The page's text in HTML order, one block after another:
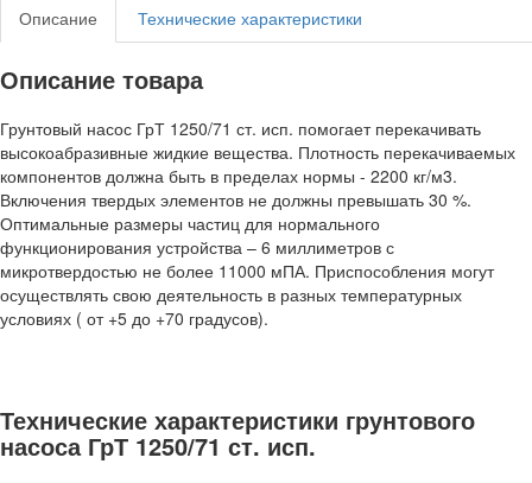
Описание Технические характеристики
Описание товара
Грунтовый насос ГрТ 1250/71 ст. исп. помогает перекачивать
высокоабразивные жидкие вещества. Плотность перекачиваемых
компонентов должна быть в пределах нормы - 2200 кг/м3.
Включения твердых элементов не должны превышать 30 %.
Оптимальные размеры частиц для нормального
функционирования устройства – 6 миллиметров с
микротвердостью не более 11000 мПА. Приспособления могут
осуществлять свою деятельность в разных температурных
условиях ( от +5 до +70 градусов).
Технические характеристики грунтового
насоса ГрТ 1250/71 ст. исп.